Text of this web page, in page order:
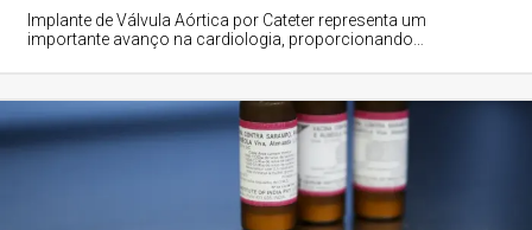
Implante de Válvula Aórtica por Cateter representa um
importante avanço na cardiologia, proporcionando